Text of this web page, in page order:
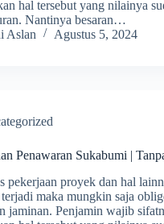
hal tersebut yang nilainya
Nantinya besaran…
Aslan
Agustus 5, 2024
Penawaran Sukabumi |
pekerjaan proyek dan hal
maka mungkin saja
jaminan. Penjamin wajib